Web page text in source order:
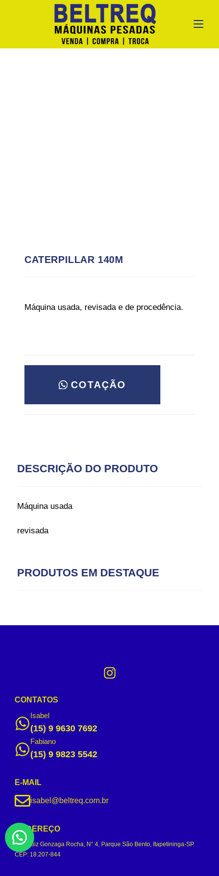
CATERPILLAR 140M
Máquina usada, revisada e de procedência.
COTAÇÃO
DESCRIÇÃO DO PRODUTO
Máquina usada
revisada
PRODUTOS EM DESTAQUE
CONTATOS
Isabel
(15) 9 9630 7692
Fabiano
(15) 9 9823 5542
E-MAIL
isabel@beltreq.com.br
ENDEREÇO
Rua Luiz Gonzaga Rocha, N° 4, Parque São Bento, Itapetininga-SP.
CEP: 18.207-844